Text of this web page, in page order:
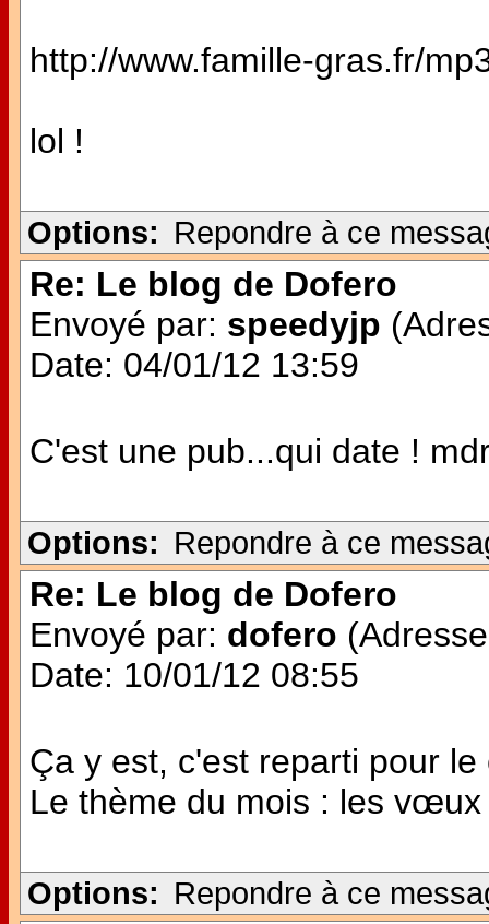
http://www.famille-gras.fr/
lol !
Options: Repondre à ce
Re: Le blog de Dofero
Envoyé par: speedyjp
Date: 04/01/12 13:59
C'est une pub...qui date !
Options: Repondre à ce
Re: Le blog de Dofero
Envoyé par: dofero
Date: 10/01/12 08:55
Ça y est, c'est reparti pour
Le thème du mois : les vœux
Options: Repondre à ce